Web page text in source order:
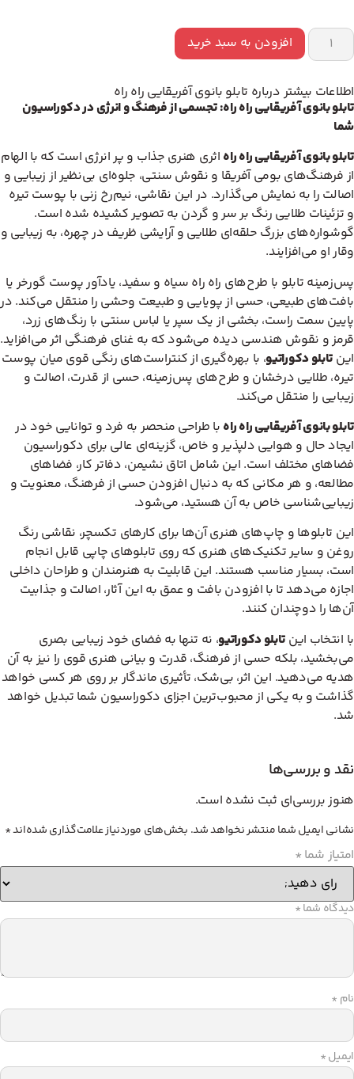
افزودن به سبد خرید
اطلاعات بیشتر درباره تابلو بانوی آفریقایی راه راه
تابلو بانوی آفریقایی راه راه: تجسمی از فرهنگ و انرژی در دکوراسیون
شما
تابلو بانوی آفریقایی راه راه اثری هنری جذاب و پر انرژی است که با الهام
از فرهنگ‌های بومی آفریقا و نقوش سنتی، جلوه‌ای بی‌نظیر از زیبایی و
اصالت را به نمایش می‌گذارد. در این نقاشی، نیم‌رخ زنی با پوست تیره
و تزئینات طلایی رنگ بر سر و گردن به تصویر کشیده شده است.
گوشواره‌های بزرگ حلقه‌ای طلایی و آرایشی ظریف در چهره، به زیبایی و
وقار او می‌افزایند.
پس‌زمینه تابلو با طرح‌های راه راه سیاه و سفید، یادآور پوست گورخر یا
بافت‌های طبیعی، حسی از پویایی و طبیعت وحشی را منتقل می‌کند. در
پایین سمت راست، بخشی از یک سپر یا لباس سنتی با رنگ‌های زرد،
قرمز و نقوش هندسی دیده می‌شود که به غنای فرهنگی اثر می‌افزاید.
این تابلو دکوراتیو، با بهره‌گیری از کنتراست‌های رنگی قوی میان پوست
تیره، طلایی درخشان و طرح‌های پس‌زمینه، حسی از قدرت، اصالت و
زیبایی را منتقل می‌کند.
تابلو بانوی آفریقایی راه راه با طراحی منحصر به فرد و توانایی خود در
ایجاد حال و هوایی دلپذیر و خاص، گزینه‌ای عالی برای دکوراسیون
فضاهای مختلف است. این شامل اتاق نشیمن، دفاتر کار، فضاهای
مطالعه، و هر مکانی که به دنبال افزودن حسی از فرهنگ، معنویت و
زیبایی‌شناسی خاص به آن هستید، می‌شود.
این تابلوها و چاپ‌های هنری آن‌ها برای کارهای تکسچر، نقاشی رنگ
روغن و سایر تکنیک‌های هنری که روی تابلوهای چاپی قابل انجام
است، بسیار مناسب هستند. این قابلیت به هنرمندان و طراحان داخلی
اجازه می‌دهد تا با افزودن بافت و عمق به این آثار، اصالت و جذابیت
آن‌ها را دوچندان کنند.
با انتخاب این تابلو دکوراتیو، نه تنها به فضای خود زیبایی بصری
می‌بخشید، بلکه حسی از فرهنگ، قدرت و بیانی هنری قوی را نیز به آن
هدیه می‌دهید. این اثر، بی‌شک، تأثیری ماندگار بر روی هر کسی خواهد
گذاشت و به یکی از محبوب‌ترین اجزای دکوراسیون شما تبدیل خواهد
شد.
نقد و بررسی‌ها
هنوز بررسی‌ای ثبت نشده است.
نشانی ایمیل شما منتشر نخواهد شد. بخش‌های موردنیاز علامت‌گذاری شده‌اند*
امتیاز شما *
دیدگاه شما*
نام *
ایمیل*